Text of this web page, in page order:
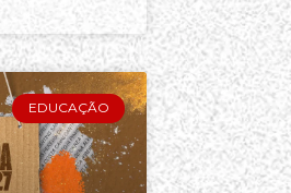
EDUCAÇÃO